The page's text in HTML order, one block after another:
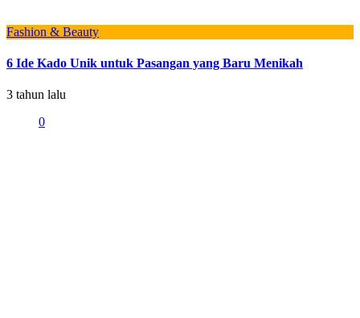
Fashion & Beauty
6 Ide Kado Unik untuk Pasangan yang Baru Menikah
3 tahun lalu
0